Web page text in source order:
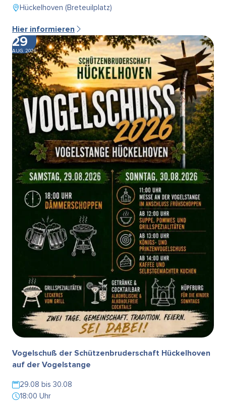
Hückelhoven (Breteuilplatz)
Hier informieren
29
AUG. 2026
Vogelschuß der Schützenbruderschaft Hückelhoven
auf der Vogelstange
29.08 bis 30.08
18:00 Uhr